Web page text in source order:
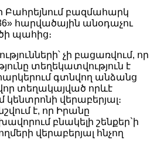
Բահրեյնում բազմահարկ
հարվածային անօդաչու
պահից։
չի բացառվում, որ
տեղեկատվություն է
հարկերում գտնվող անձանց
տեղակայված որևէ
կենտրոնի վերաբերյալ։
է, որ Իրանը
բնակելի շենքեր`ի
վերաբերյալ հնչող